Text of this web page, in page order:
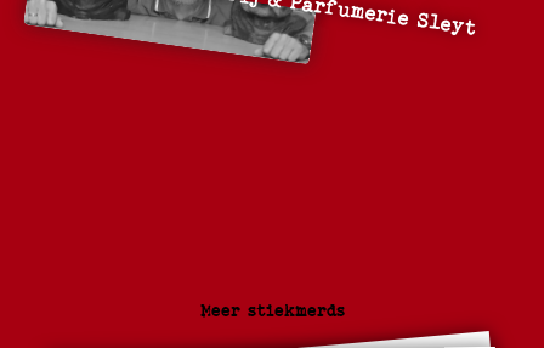
Meer stiekmerds